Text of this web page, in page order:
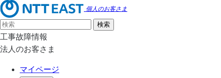
個人のお客さま
工事故障情報
法人のお客さま
マイページ